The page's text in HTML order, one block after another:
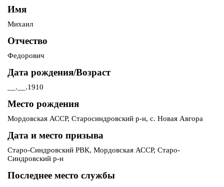
Имя
Михаил
Отчество
Федорович
Дата рождения/Возраст
__.__.1910
Место рождения
Мордовская АССР, Старосиндровский р-н, с. Новая Авгора
Дата и место призыва
Старо-Синдровский РВК, Мордовская АССР, Старо-
Синдровский р-н
Последнее место службы